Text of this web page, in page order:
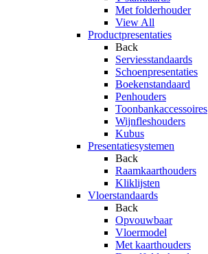
Met folderhouder
View All
Productpresentaties
Back
Serviesstandaards
Schoenpresentaties
Boekenstandaard
Penhouders
Toonbankaccessoires
Wijnfleshouders
Kubus
Presentatiesystemen
Back
Raamkaarthouders
Kliklijsten
Vloerstandaards
Back
Opvouwbaar
Vloermodel
Met kaarthouders